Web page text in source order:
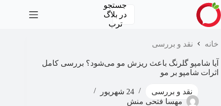
پرش
به
محتوا
جستجو
در بلاگ
ترب
خانه نقد و بررسی
آیا شامپو گلرنگ باعث ریزش مو می‌شود؟ بررسی کامل
اثرات شامپو بر مو
نقد و بررسی
24 شهریور
مهسا‍ فتحی منش